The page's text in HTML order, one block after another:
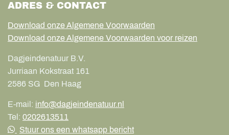
ADRES & CONTACT
Download onze Algemene Voorwaarden
Download onze Algemene Voorwaarden voor reizen
Dagjeindenatuur B.V.
Jurriaan Kokstraat 161
2586 SG Den Haag
E-mail: info@dagjeindenatuur.nl
Tel: 0202613511
Stuur ons een whatsapp bericht